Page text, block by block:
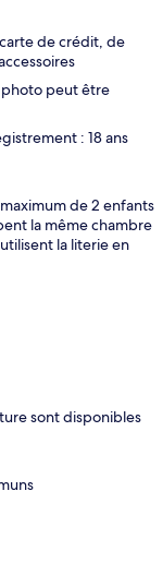
de crédit, de
peut être
: 18 ans
de 2 enfants
la même chambre
la literie en
sont disponibles